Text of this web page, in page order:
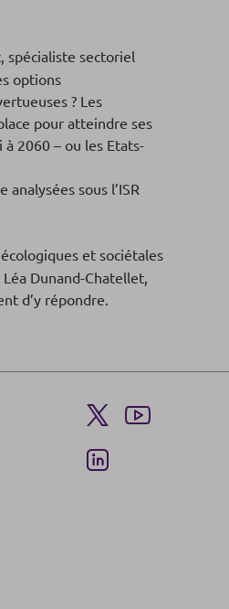
spécialiste sectoriel
options
? Les
pour atteindre ses
2060 – ou les Etats-
sous l’ISR
et sociétales
Dunand-Chatellet,
d’y répondre.